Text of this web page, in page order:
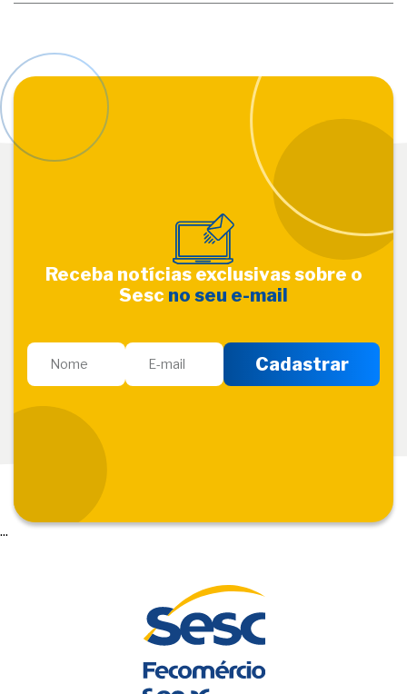
Receba notícias exclusivas sobre o
Sesc no seu e-mail
...